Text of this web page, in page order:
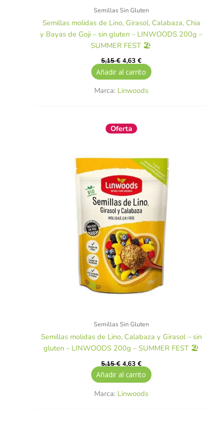
Semillas Sin Gluten
Semillas molidas de Lino, Girasol, Calabaza, Chia
y Bayas de Goji – sin gluten – LINWOODS 200g –
SUMMER FEST 🏖️
5,15€ 4,63 €
Añadir al carrito
Marca: Linwoods
Oferta
Semillas Sin Gluten
Semillas molidas de Lino, Calabaza y Girasol – sin
gluten – LINWOODS 200g – SUMMER FEST 🏖️
5,15€
El
precio
5,15 €.
4,63 €
4,63 €.
Añadir al carrito
Marca: Linwoods